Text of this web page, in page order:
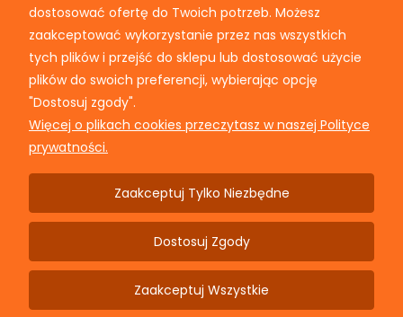
Moje konto
Płatności i dostawa
Dla przemysłu
Facebook
Pokaż Pełną Wersję Strony
dostosować ofertę do Twoich potrzeb. Możesz
zaakceptować wykorzystanie przez nas wszystkich
tych plików i przejść do sklepu lub dostosować użycie
plików do swoich preferencji, wybierając opcję
"Dostosuj zgody".
Więcej o plikach cookies przeczytasz w naszej Polityce
prywatności.
Zaakceptuj Tylko Niezbędne
Dostosuj Zgody
Zaakceptuj Wszystkie